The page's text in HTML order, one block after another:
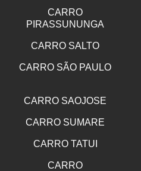
CARRO
PIRASSUNUNGA
CARRO SALTO
CARRO SÃO PAULO
CARRO SAOJOSE
CARRO SUMARE
CARRO TATUI
CARRO